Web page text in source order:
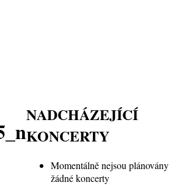
NADCHÁZEJÍCÍ
KONCERTY
Momentálně nejsou plánovány
žádné koncerty